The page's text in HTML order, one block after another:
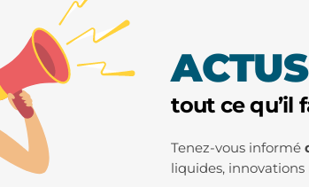
tout ce qu’il
Tenez-vous informé
liquides,